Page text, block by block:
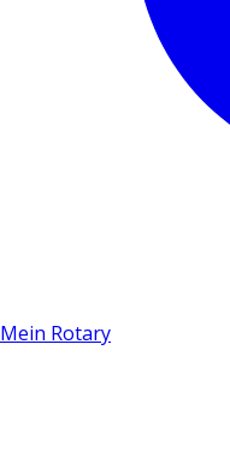
Mein Rotary